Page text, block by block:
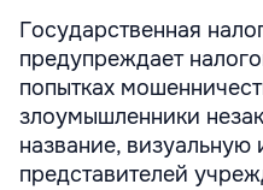
Государственная
предупреждает
попытках
злоумышленники
название, визуальную
представителей